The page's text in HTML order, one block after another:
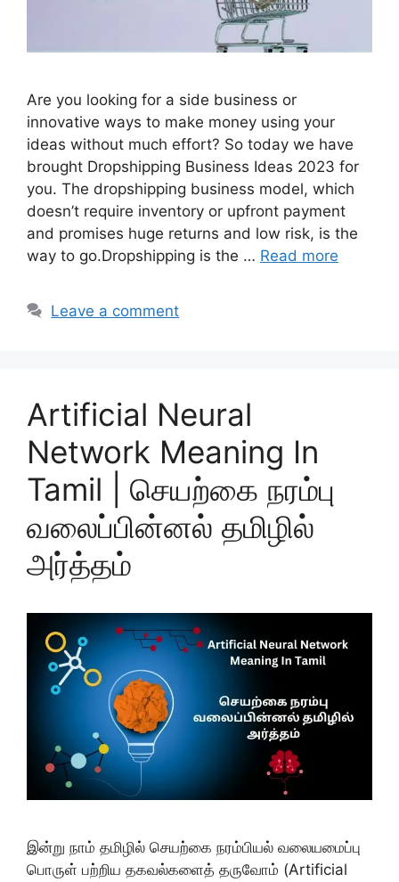
Are you looking for a side business or
innovative ways to make money using your
ideas without much effort? So today we have
brought Dropshipping Business Ideas 2023 for
you. The dropshipping business model, which
doesn’t require inventory or upfront payment
and promises huge returns and low risk, is the
way to go.Dropshipping is the … Read more
Leave a comment
Artificial Neural
Network Meaning In
Tamil | செயற்கை நரம்பு
வலைப்பின்னல் தமிழில்
அர்த்தம்
இன்று நாம் தமிழில் செயற்கை நரம்பியல் வலையமைப்பு
பொருள் பற்றிய தகவல்களைத் தருவோம் (Artificial